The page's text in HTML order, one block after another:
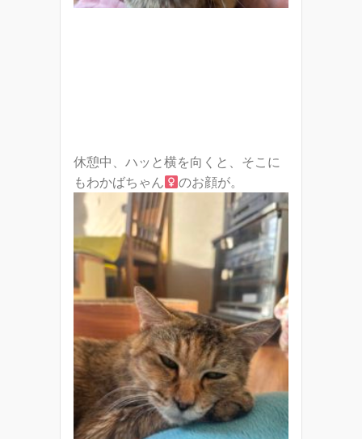
休憩中、ハッと横を向くと、そこに
もわかばちゃん
のお顔が。